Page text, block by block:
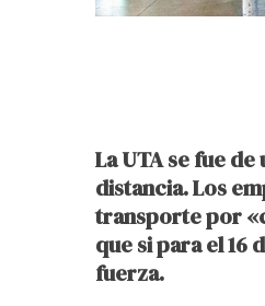
La UTA se fue
distancia. Los
transporte por
que si para el 16
fuerza.